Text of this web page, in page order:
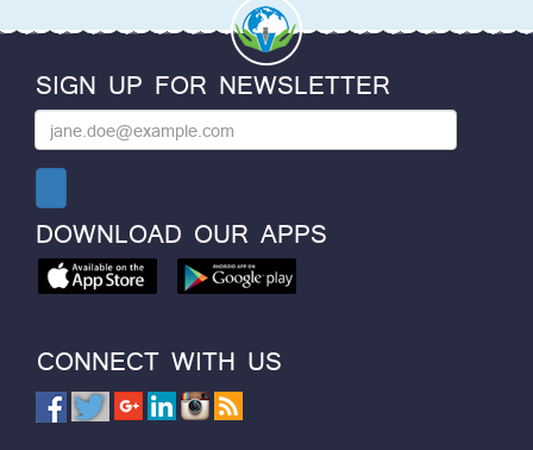
SIGN UP FOR NEWSLETTER
DOWNLOAD OUR APPS
CONNECT WITH US